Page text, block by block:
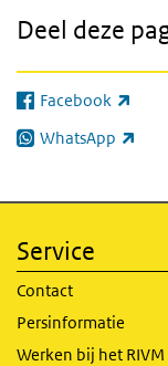
Deel deze
Facebook
(externe link)
WhatsApp
(externe link)
Service
Contact
Persinformatie
Werken bij het RIVM